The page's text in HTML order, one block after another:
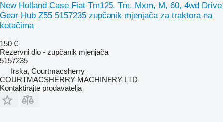
New Holland Case Fiat Tm125, Tm, Mxm, M, 60, 4wd Drive
Gear Hub Z55 5157235 zupčanik mjenjača za traktora na
kotačima
150 €
Rezervni dio - zupčanik mjenjača
5157235
Irska, Courtmacsherry
COURTMACSHERRY MACHINERY LTD
Kontaktirajte prodavatelja